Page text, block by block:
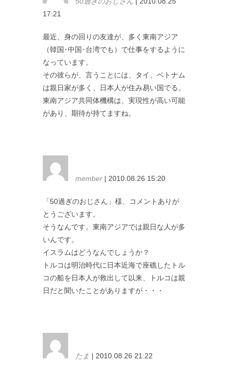
17:21
最近、身の回りの友達が、多く東南アジア
（韓国･中国･台湾でも）で仕事をするように
なっています。
その彼らが、言うことには、タイ、ベトナム
は親日家が多く、日本人が住み易い国でる。
東南アジア共同体機構は、実現性が高い可能
があり、期待が持てますね。
member | 2010.08.26 15:20
「50過ぎのおじさん」様、コメントありが
とうございます。
そうなんです。東南アジアでは親日な人が多
いんです。
イスラムはどうなんでしょうか？
トルコは明治時代に日本近海で座礁したトル
コの船を日本人が救出して以来、トルコは親
日だと聞いたことがありますが・・・
たま | 2010.08.26 21:22